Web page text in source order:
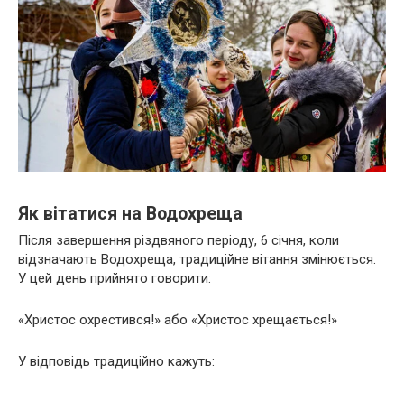
Як вітатися на Водохреща
Після завершення різдвяного періоду, 6 січня, коли
відзначають Водохреща, традиційне вітання змінюється.
У цей день прийнято говорити:
«Христос охрестився!» або «Христос хрещається!»
У відповідь традиційно кажуть: